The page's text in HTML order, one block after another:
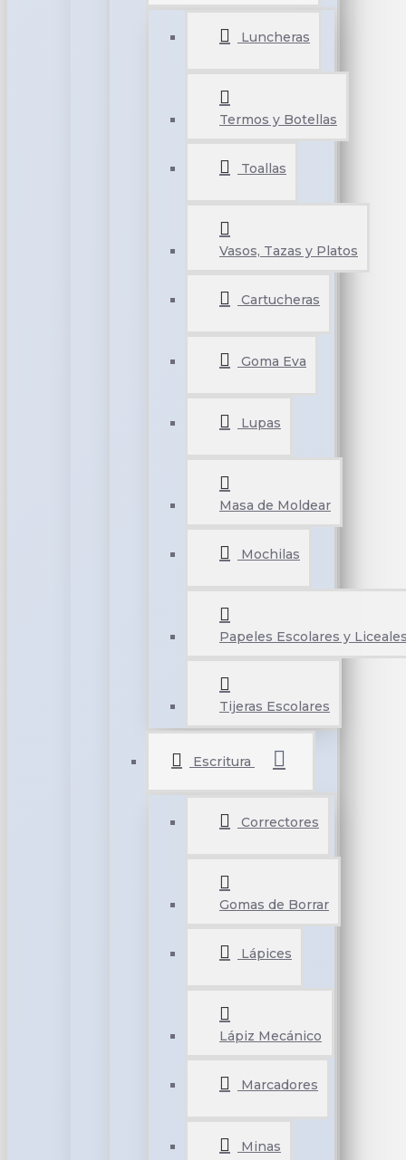
Luncheras
Termos y Botellas
Toallas
Vasos, Tazas y Platos
Cartucheras
Goma Eva
Lupas
Masa de Moldear
Mochilas
Papeles Escolares y
Tijeras Escolares
Escritura
Correctores
Gomas de Borrar
Lápices
Lápiz Mecánico
Marcadores
Minas